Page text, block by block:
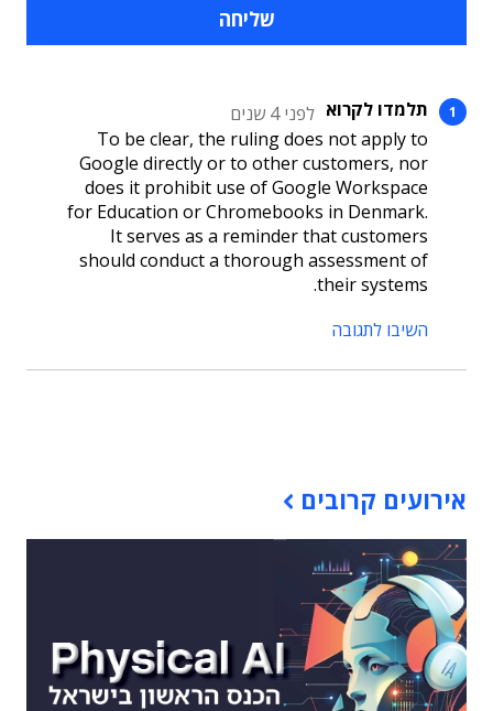
תלמדו לקרוא לפני 4 שנים
To be clear, the ruling does not apply to
Google directly or to other customers, nor
does it prohibit use of Google Workspace
for Education or Chromebooks in Denmark.
It serves as a reminder that customers
should conduct a thorough assessment of
their systems.
השיבו לתגובה
אירועים קרובים